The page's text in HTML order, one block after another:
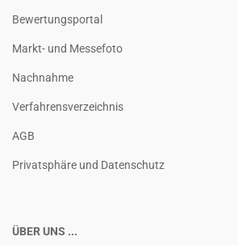
Bewertungsportal
Markt- und Messefoto
Nachnahme
Verfahrensverzeichnis
AGB
Privatsphäre und Datenschutz
ÜBER UNS ...